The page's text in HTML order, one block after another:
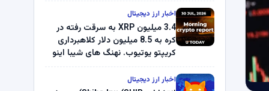
اخبار ارز دیجیتال
3.4 میلیون XRP به سرقت رفته در
کره به 8.5 میلیون دلار کلاهبرداری
کریپتو یوتیوب. نهنگ های شیبا اینو
اخبار ارز دیجیتال